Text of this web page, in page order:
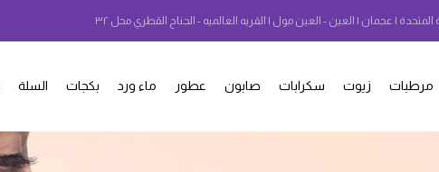
المتحدة | عجمان | العين - العين مول | القريه العالميه - الجناح القطري محل ٣٢
مرطبات زيوت سكرابات صابون عطور ماء ورد بكجات السلة